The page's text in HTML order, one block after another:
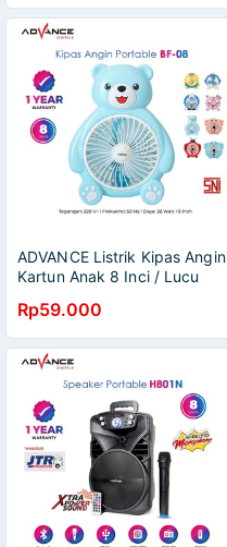
ADVANCE Listrik Kipas Angin
Kartun Anak 8 Inci / Lucu
Asrama Kantor Fan
Rp59.000